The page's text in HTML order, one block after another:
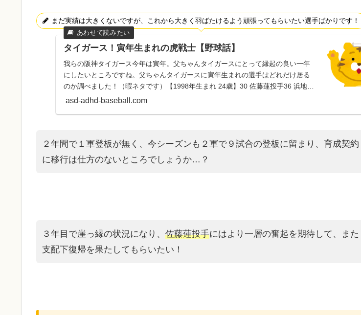
まだ実績は大きくないですが、これから大きく羽ばたけるよう頑張ってもらいたい選手ばかりです！
タイガース！寅年生まれの虎戦士【野球話】
我らの阪神タイガース今年は寅年。父ちゃんタイガースにとって縁起の良い一年
にしたいところですね。父ちゃんタイガースに寅年生まれの選手はどれだけ居る
のか調べました！（暇ネタです）【1998年生まれ 24歳】30 佐藤蓮投手36 浜地真
澄投手41...
asd-adhd-baseball.com
２年間で１軍登板が無く、今シーズンも２軍で９試合の登板に留まり、育成契約
に移行は仕方のないところでしょうか…？
３年目で崖っ縁の状況になり、 佐藤蓮投手にはより一層の奮起を期待して、また
支配下復帰を果たしてもらいたい！